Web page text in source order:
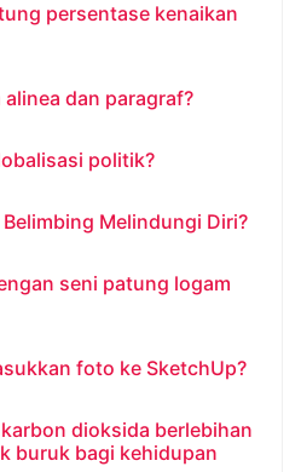
persentase kenaikan
dan paragraf?
politik?
Melindungi Diri?
seni patung logam
foto ke SketchUp?
dioksida berlebihan
buruk bagi kehidupan